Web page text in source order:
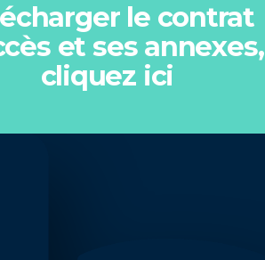
le contrat
et ses annexes,
cliquez ici